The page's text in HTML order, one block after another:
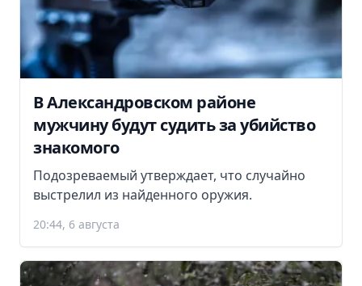
В Александровском районе
мужчину будут судить за убийство
знакомого
Подозреваемый утверждает, что случайно
выстрелил из найденного оружия.
20:44, 6 августа